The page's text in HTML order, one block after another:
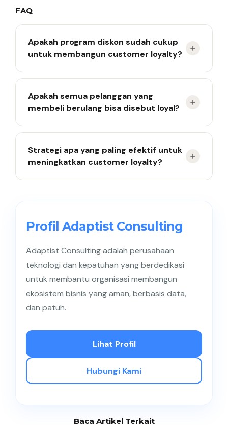
FAQ
Apakah program diskon sudah cukup
untuk membangun customer loyalty?
loyalitas berbasis insentif. Untuk menciptakan
loyalitas sejati, bisnis perlu menghadirkan
pengalaman pelanggan yang konsisten dan bernilai.
Apakah semua pelanggan yang
membeli berulang bisa disebut loyal?
kebiasaan atau keterbatasan pilihan, bukan karena
keterikatan emosional atau kepercayaan terhadap
brand.
Strategi apa yang paling efektif untuk
meningkatkan customer loyalty?
pengalaman pelanggan, komunikasi personal, dan
perbaikan berkelanjutan berbasis feedback
Profil Adaptist Consulting
Adaptist Consulting adalah perusahaan
teknologi dan kepatuhan yang berdedikasi
untuk membantu organisasi membangun
ekosistem bisnis yang aman, berbasis data,
dan patuh.
Lihat Profil
Hubungi Kami
Baca Artikel Terkait